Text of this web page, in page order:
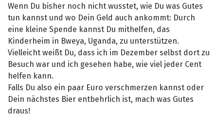
Wenn Du bisher noch nicht wusstet, wie Du was Gutes
tun kannst und wo Dein Geld auch ankommt: Durch
eine kleine Spende kannst Du mithelfen, das
Kinderheim in Bweya, Uganda, zu unterstützen.
Vielleicht weißt Du, dass ich im Dezember selbst dort zu
Besuch war und ich gesehen habe, wie viel jeder Cent
helfen kann.
Falls Du also ein paar Euro verschmerzen kannst oder
Dein nächstes Bier entbehrlich ist, mach was Gutes
draus!